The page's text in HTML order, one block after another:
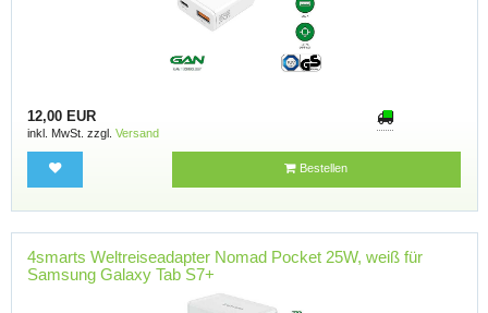
12,00 EUR
inkl. MwSt. zzgl. Versand
Bestellen
4smarts Weltreiseadapter Nomad Pocket 25W, weiß für
Samsung Galaxy Tab S7+